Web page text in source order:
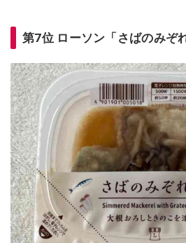
第7位 ローソン「さばのみぞ